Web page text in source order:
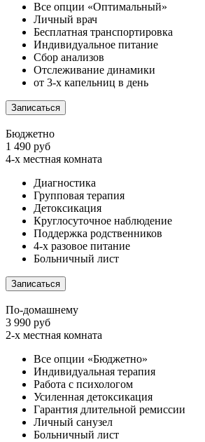
Все опции «Оптимальный»
Личный врач
Бесплатная транспортировка
Индивидуальное питание
Сбор анализов
Отслеживание динамики
от 3-х капельниц в день
Записаться
Бюджетно
1 490 руб
4-х местная комната
Диагностика
Групповая терапия
Детоксикация
Круглосуточное наблюдение
Поддержка родственников
4-х разовое питание
Больничный лист
Записаться
По-домашнему
3 990 руб
2-х местная комната
Все опции «Бюджетно»
Индивидуальная терапия
Работа с психологом
Усиленная детоксикация
Гарантия длительной ремиссии
Личный санузел
Больничный лист